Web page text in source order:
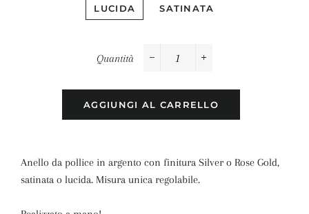
LUCIDA SATINATA
Quantità
AGGIUNGI AL CARRELLO
Anello da pollice in argento con finitura Silver o Rose Gold,
satinata o lucida. Misura unica regolabile.